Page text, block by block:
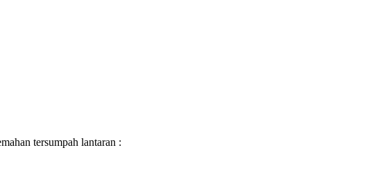
tersumpah lantaran :